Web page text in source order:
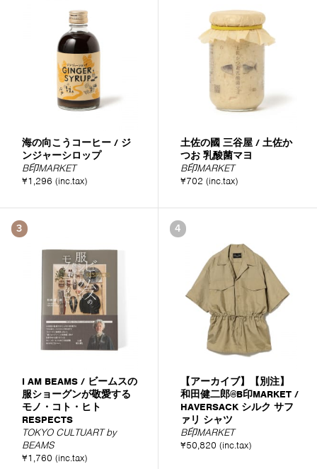
海の向こうコーヒー / ジ
ンジャーシロップ
B印MARKET
¥1,296 (inc.tax)
土佐の國 三谷屋 / 土佐か
つお 乳酸菌マヨ
B印MARKET
¥702 (inc.tax)
3
I AM BEAMS / ビームスの
服ショーグンが敬愛する
モノ・コト・ヒト
RESPECTS
TOKYO CULTUART by
BEAMS
¥1,760 (inc.tax)
4
【アーカイブ】【別注】
和田健二郎@B印MARKET /
HAVERSACK シルク サフ
ァリ シャツ
B印MARKET
¥50,820 (inc.tax)